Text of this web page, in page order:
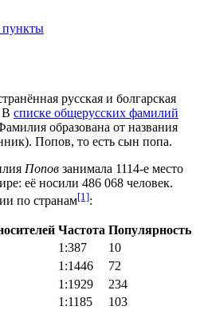
пункты
русская и болгарская
В списке общерусских фамилий
образована от названия
Попов, то есть сын попа.
Попов занимала 1114-е место
её носили 486 068 человек.
по странам[1]:
Частота Популярность
1:387
10
1:1446
72
1:1929
234
1:1185
103